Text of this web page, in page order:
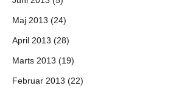
Maj 2013 (24)
April 2013 (28)
Marts 2013 (19)
Februar 2013 (22)